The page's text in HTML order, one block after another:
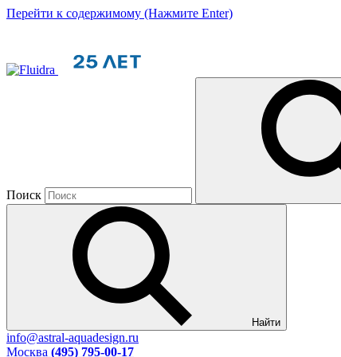
Перейти к содержимому (Нажмите Enter)
Поиск
Найти
info@astral-aquadesign.ru
Москва (495) 795-00-17